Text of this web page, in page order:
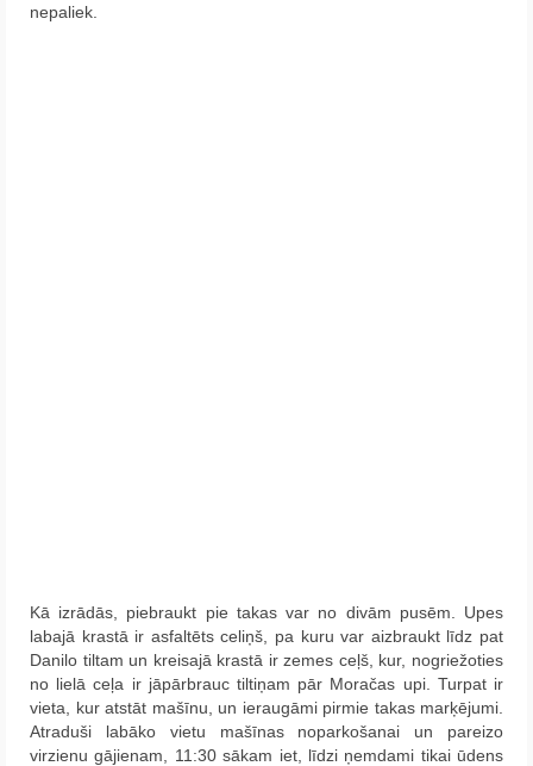
nepaliek.
Kā izrādās, piebraukt pie takas var no divām pusēm. Upes
labajā krastā ir asfaltēts celiņš, pa kuru var aizbraukt līdz pat
Danilo tiltam un kreisajā krastā ir zemes ceļš, kur, nogriežoties
no lielā ceļa ir jāpārbrauc tiltiņam pār Moračas upi. Turpat ir
vieta, kur atstāt mašīnu, un ieraugāmi pirmie takas marķējumi.
Atraduši labāko vietu mašīnas noparkošanai un pareizo
virzienu gājienam, 11:30 sākam iet, līdzi ņemdami tikai ūdens